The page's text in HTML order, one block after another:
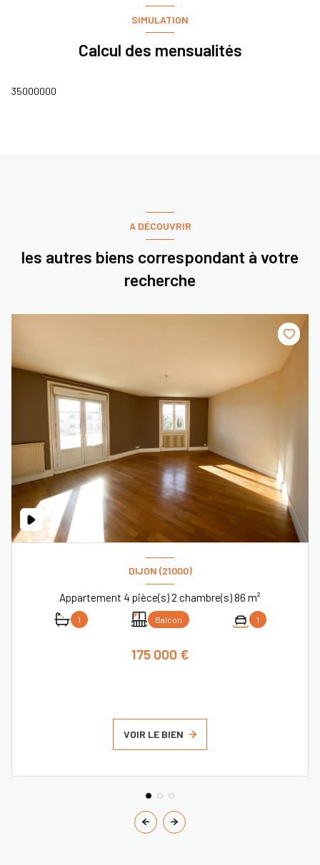
SIMULATION
Calcul des mensualités
35000000
A DÉCOUVRIR
les autres biens correspondant à votre
recherche
DIJON (21000)
Appartement 4 pièce(s) 2 chambre(s) 86 m²
1 Balcon 1
175 000 €
VOIR LE BIEN